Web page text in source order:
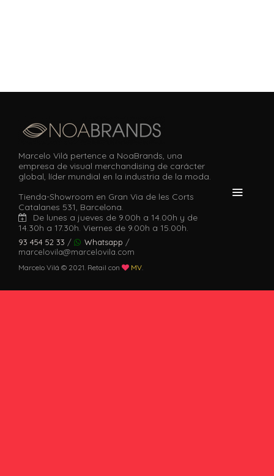
Marcelo Vilá pertence a NoaBrands, una
empresa de visual merchandising de carácter
global, líder mundial en la industria de la moda.
Tienda-Showroom en Gran Via de les Corts
Catalanes 531, Barcelona.
De lunes a jueves de 9.00h a 14.00h y de
14.30h a 17.30h. Viernes de 9.00h a 15.00h.
93 454 52 33 / Whatsapp /
marcelovila@marcelovila.com
Marcelo Vilá © 2021. Retail con MV